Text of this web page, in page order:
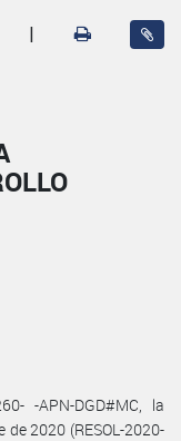
|
-APN-DGD#MC, la
2020 (RESOL-2020-